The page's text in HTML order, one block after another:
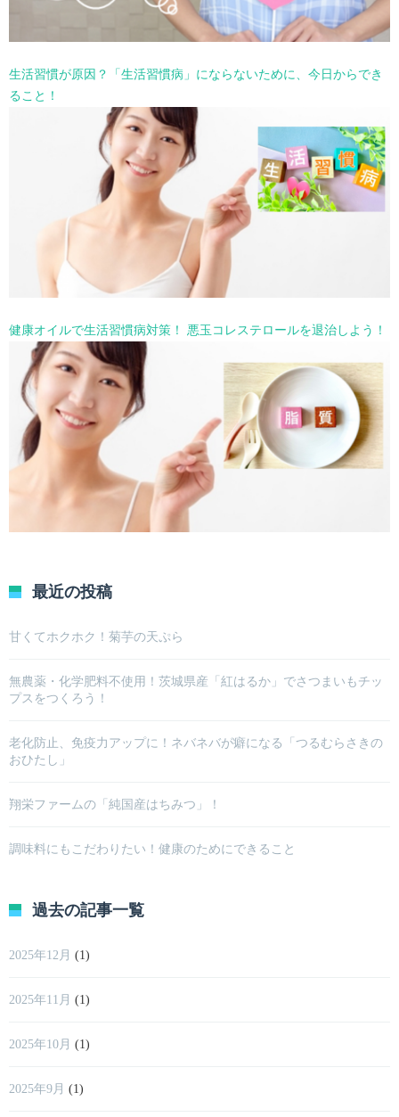
生活習慣が原因？「生活習慣病」にならないために、今日からでき
ること！
健康オイルで生活習慣病対策！ 悪玉コレステロールを退治しよう！
最近の投稿
甘くてホクホク！菊芋の天ぷら
無農薬・化学肥料不使用！茨城県産「紅はるか」でさつまいもチッ
プスをつくろう！
老化防止、免疫力アップに！ネバネバが癖になる「つるむらさきの
おひたし」
翔栄ファームの「純国産はちみつ」！
調味料にもこだわりたい！健康のためにできること
過去の記事一覧
2025年12月 (1)
2025年11月 (1)
2025年10月 (1)
2025年9月 (1)